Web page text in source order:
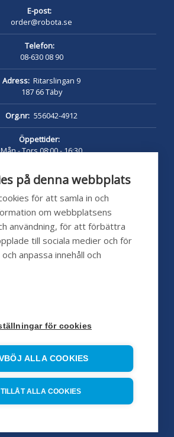
på denna webbplats
för att samla in och
om webbplatsens
användning, för att förbättra
till sociala medier och för
anpassa innehåll och
för cookies
ALLA COOKIES
TILLÅT ALLA COOKIES
E-post:
order@robota.se
Telefon:
08-630 08 90
Adress: Ritarslingan 9
187 66 Täby
Org.nr: 556042-4912
Öppettider:
Mån - Tors 08:00 - 16:30
Lunch 12:00 - 13:00
pumpshoppen.se 24/7
Försäljningsvillkor
Servicepartners
Referensobjekt